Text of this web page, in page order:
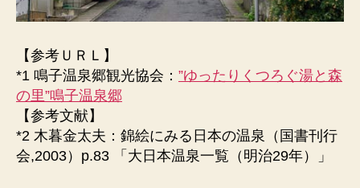
【参考ＵＲＬ】
*1 鳴子温泉郷観光協会： ”ゆったりくつろぐ湯と森
の里”鳴子温泉郷
【参考文献】
*2 木暮金太夫：錦絵にみる日本の温泉（国書刊行
会,2003）p.83 「大日本温泉一覧（明治29年）」